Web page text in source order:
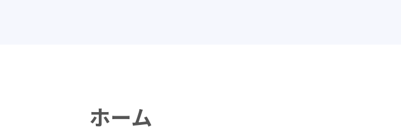
ホーム